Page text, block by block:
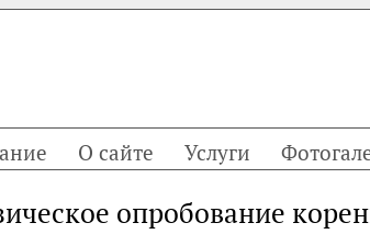
О сайте Услуги
опробование